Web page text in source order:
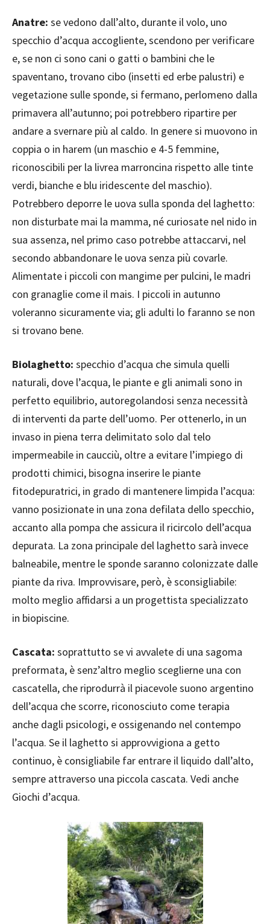
Anatre: se vedono dall’alto, durante il volo, uno
specchio d’acqua accogliente, scendono per verificare
e, se non ci sono cani o gatti o bambini che le
spaventano, trovano cibo (insetti ed erbe palustri) e
vegetazione sulle sponde, si fermano, perlomeno dalla
primavera all’autunno; poi potrebbero ripartire per
andare a svernare più al caldo. In genere si muovono in
coppia o in harem (un maschio e 4-5 femmine,
riconoscibili per la livrea marroncina rispetto alle tinte
verdi, bianche e blu iridescente del maschio).
Potrebbero deporre le uova sulla sponda del laghetto:
non disturbate mai la mamma, né curiosate nel nido in
sua assenza, nel primo caso potrebbe attaccarvi, nel
secondo abbandonare le uova senza più covarle.
Alimentate i piccoli con mangime per pulcini, le madri
con granaglie come il mais. I piccoli in autunno
voleranno sicuramente via; gli adulti lo faranno se non
si trovano bene.
Biolaghetto: specchio d’acqua che simula quelli
naturali, dove l’acqua, le piante e gli animali sono in
perfetto equilibrio, autoregolandosi senza necessità
di interventi da parte dell’uomo. Per ottenerlo, in un
invaso in piena terra delimitato solo dal telo
impermeabile in caucciù, oltre a evitare l’impiego di
prodotti chimici, bisogna inserire le piante
fitodepuratrici, in grado di mantenere limpida l’acqua:
vanno posizionate in una zona defilata dello specchio,
accanto alla pompa che assicura il ricircolo dell’acqua
depurata. La zona principale del laghetto sarà invece
balneabile, mentre le sponde saranno colonizzate dalle
piante da riva. Improvvisare, però, è sconsigliabile:
molto meglio affidarsi a un progettista specializzato
in biopiscine.
Cascata: soprattutto se vi avvalete di una sagoma
preformata, è senz’altro meglio sceglierne una con
cascatella, che riprodurrà il piacevole suono argentino
dell’acqua che scorre, riconosciuto come terapia
anche dagli psicologi, e ossigenando nel contempo
l’acqua. Se il laghetto si approvvigiona a getto
continuo, è consigliabile far entrare il liquido dall’alto,
sempre attraverso una piccola cascata. Vedi anche
Giochi d’acqua.